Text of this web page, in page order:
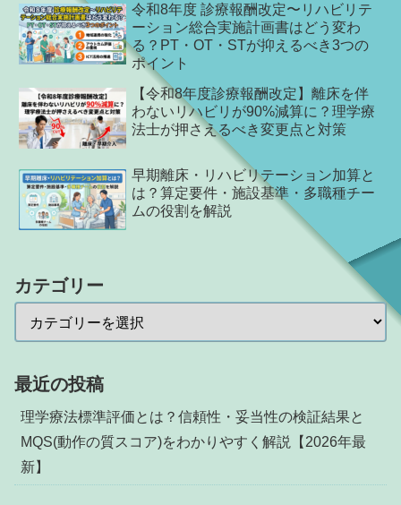
令和8年度 診療報酬改定〜リハビリテ
ーション総合実施計画書はどう変わ
る？PT・OT・STが抑えるべき3つの
ポイント
【令和8年度診療報酬改定】離床を伴
わないリハビリが90%減算に？理学療
法士が押さえるべき変更点と対策
早期離床・リハビリテーション加算と
は？算定要件・施設基準・多職種チー
ムの役割を解説
カテゴリー
最近の投稿
理学療法標準評価とは？信頼性・妥当性の検証結果と
MQS(動作の質スコア)をわかりやすく解説【2026年最
新】